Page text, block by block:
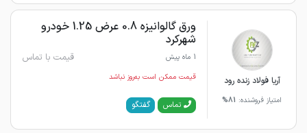
آریا فولاد زنده رود
امتیاز فروشنده: 81%
ورق گالوانیزه 0.8 عرض 1.25 خودرو
شهرکرد
1 ماه پیش قیمت با تماس
قیمت ممکن است به‌روز نباشد
تماس گفتگو